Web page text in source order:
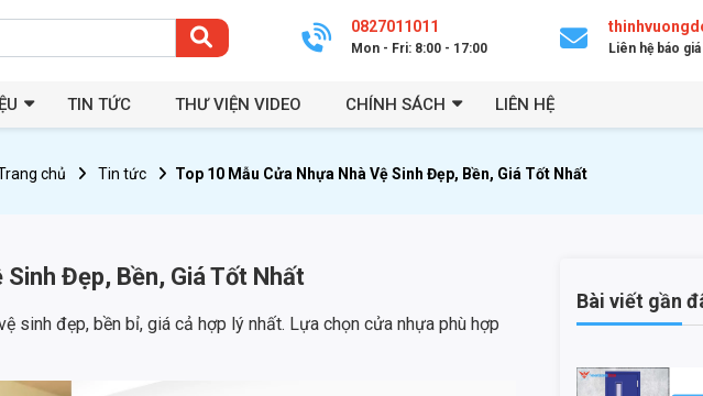
0827011011
Mon - Fri: 8:00 - 17:00 Liên hệ báo giá
TIN TỨC THƯ VIỆN VIDEO CHÍNH SÁCH LIÊN HỆ
chủ Tin tức Top 10 Mẫu Cửa Nhựa Nhà Vệ Sinh Đẹp, Bền, Giá Tốt Nhất
Đẹp, Bền, Giá Tốt Nhất
sinh đẹp, bền bỉ, giá cả hợp lý nhất. Lựa chọn cửa nhựa phù hợp
Bài viết gần